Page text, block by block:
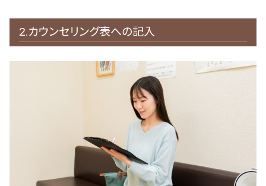
2.カウンセリング表への記入